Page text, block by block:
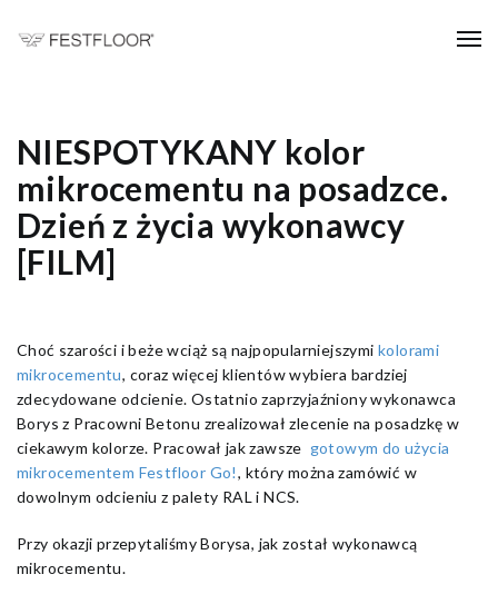
NIESPOTYKANY kolor
mikrocementu na posadzce.
Dzień z życia wykonawcy
[FILM]
Choć szarości i beże wciąż są najpopularniejszymi kolorami
mikrocementu, coraz więcej klientów wybiera bardziej
zdecydowane odcienie. Ostatnio zaprzyjaźniony wykonawca
Borys z Pracowni Betonu zrealizował zlecenie na posadzkę w
ciekawym kolorze. Pracował jak zawsze gotowym do użycia
mikrocementem Festfloor Go!, który można zamówić w
dowolnym odcieniu z palety RAL i NCS.
Przy okazji przepytaliśmy Borysa, jak został wykonawcą
mikrocementu.